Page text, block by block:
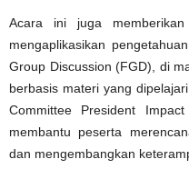
Acara ini juga
mengaplikasikan
Group Discussion (FGD), di
berbasis materi yang
Committee President
membantu peserta
dan mengembangkan